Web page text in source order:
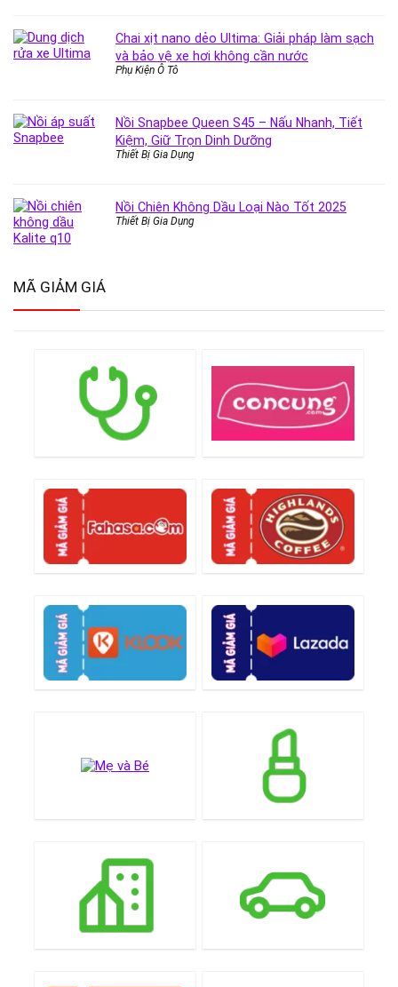
Chai xịt nano dẻo Ultima: Giải pháp làm sạch
và bảo vệ xe hơi không cần nước
Phụ Kiện Ô Tô
Nồi Snapbee Queen S45 – Nấu Nhanh, Tiết
Kiệm, Giữ Trọn Dinh Dưỡng
Thiết Bị Gia Dụng
Nồi Chiên Không Dầu Loại Nào Tốt 2025
Thiết Bị Gia Dụng
MÃ GIẢM GIÁ